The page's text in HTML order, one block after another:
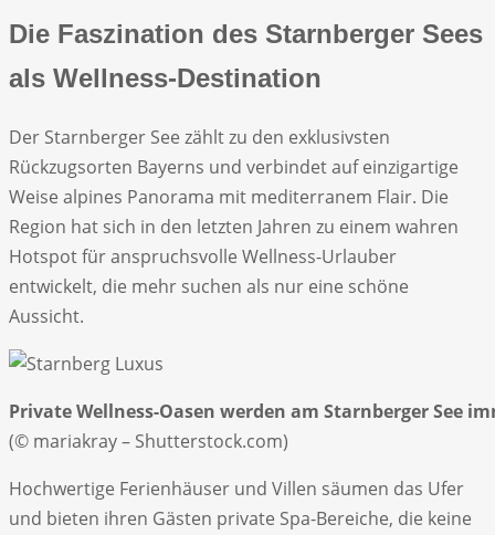
Die Faszination des Starnberger Sees
als Wellness-Destination
Der Starnberger See zählt zu den exklusivsten
Rückzugsorten Bayerns und verbindet auf einzigartige
Weise alpines Panorama mit mediterranem Flair. Die
Region hat sich in den letzten Jahren zu einem wahren
Hotspot für anspruchsvolle Wellness-Urlauber
entwickelt, die mehr suchen als nur eine schöne
Aussicht.
Private Wellness-Oasen werden am Starnberger See
(© mariakray – Shutterstock.com)
Hochwertige Ferienhäuser und Villen säumen das Ufer
und bieten ihren Gästen private Spa-Bereiche, die keine